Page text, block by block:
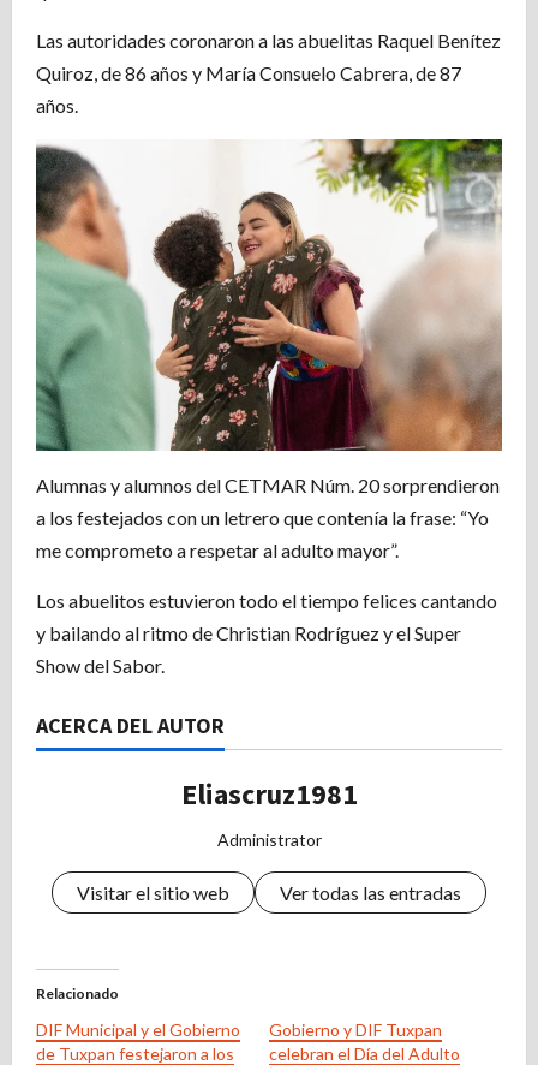
Las autoridades coronaron a las abuelitas Raquel Benítez
Quiroz, de 86 años y María Consuelo Cabrera, de 87
años.
Alumnas y alumnos del CETMAR Núm. 20 sorprendieron
a los festejados con un letrero que contenía la frase: “Yo
me comprometo a respetar al adulto mayor”.
Los abuelitos estuvieron todo el tiempo felices cantando
y bailando al ritmo de Christian Rodríguez y el Super
Show del Sabor.
ACERCA DEL AUTOR
Eliascruz1981
Administrator
Visitar el sitio web Ver todas las entradas
Relacionado
DIF Municipal y el Gobierno
de Tuxpan festejaron a los
Gobierno y DIF Tuxpan
celebran el Día del Adulto